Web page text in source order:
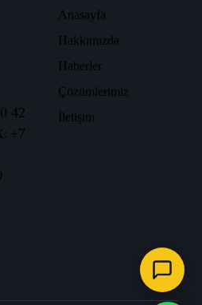
42
+7
Anasayfa
Hakkımızda
Haberler
Çözümlerimiz
İletişim